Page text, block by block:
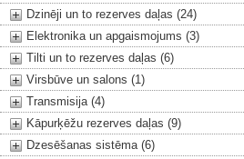
Dzinēji un to rezerves daļas (24)
Elektronika un apgaismojums (3)
Tilti un to rezerves daļas (6)
Virsbūve un salons (1)
Transmisija (4)
Kāpurķēžu rezerves daļas (9)
Dzesēšanas sistēma (6)